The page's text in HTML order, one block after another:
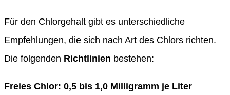
Für den Chlorgehalt gibt es unterschiedliche
Empfehlungen, die sich nach Art des Chlors richten.
Die folgenden Richtlinien bestehen:
Freies Chlor: 0,5 bis 1,0 Milligramm je Liter